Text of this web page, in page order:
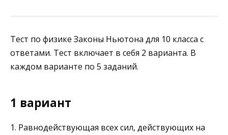
Тест по физике Законы Ньютона для 10 класса с
ответами. Тест включает в себя 2 варианта. В
каждом варианте по 5 заданий.
1 вариант
1. Равнодействующая всех сил, действующих на